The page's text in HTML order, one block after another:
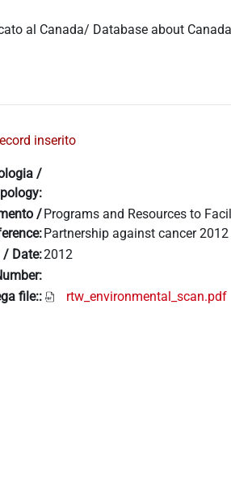
al Canada/ Database about Canada
inserito
/
/Programs and Resources to
Partnership against cancer 2012
/ Date:2012
file::
rtw_environmental_scan.pdf